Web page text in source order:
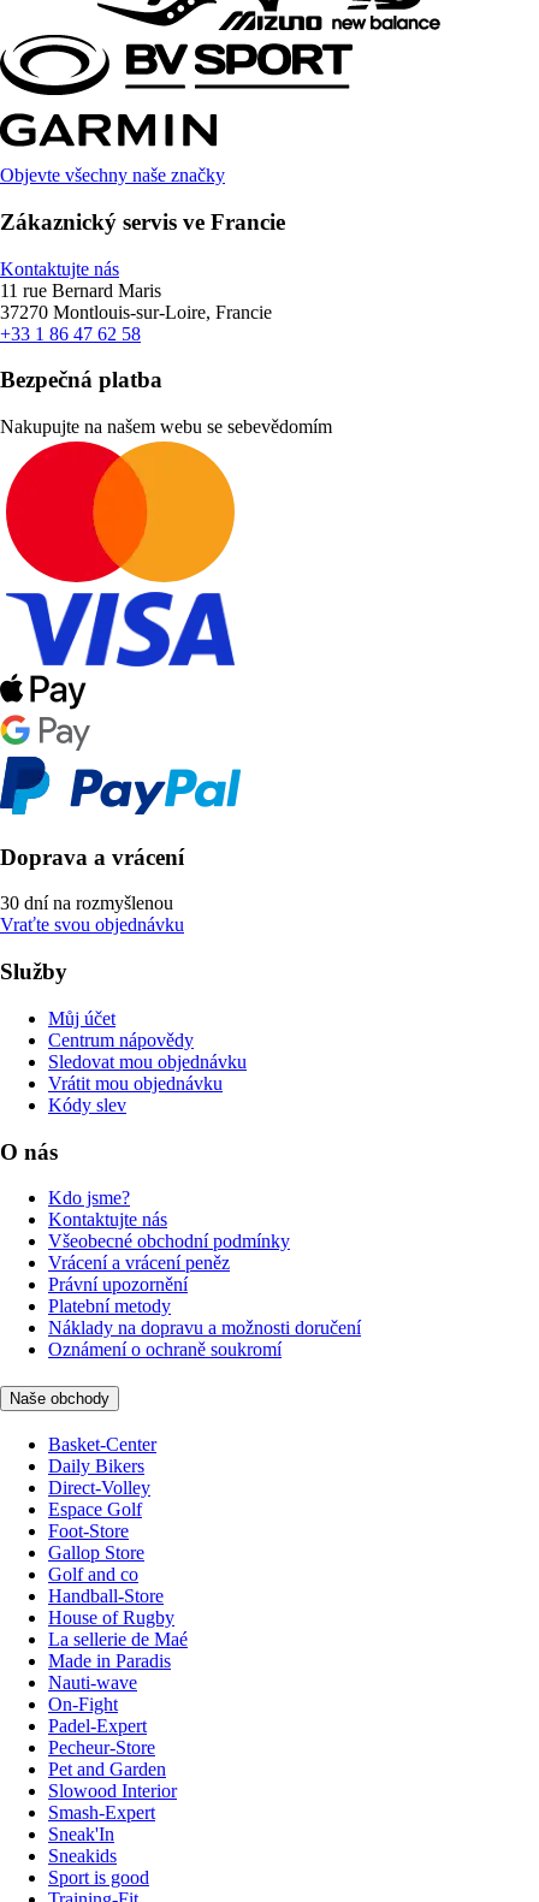
Objevte všechny naše značky
Zákaznický servis ve Francie
Kontaktujte nás
11 rue Bernard Maris
37270 Montlouis-sur-Loire, Francie
+33 1 86 47 62 58
Bezpečná platba
Nakupujte na našem webu se sebevědomím
Doprava a vrácení
30 dní na rozmyšlenou
Vraťte svou objednávku
Služby
Můj účet
Centrum nápovědy
Sledovat mou objednávku
Vrátit mou objednávku
Kódy slev
O nás
Kdo jsme?
Kontaktujte nás
Všeobecné obchodní podmínky
Vrácení a vrácení peněz
Právní upozornění
Platební metody
Náklady na dopravu a možnosti doručení
Oznámení o ochraně soukromí
Naše obchody
Basket-Center
Daily Bikers
Direct-Volley
Espace Golf
Foot-Store
Gallop Store
Golf and co
Handball-Store
House of Rugby
La sellerie de Maé
Made in Paradis
Nauti-wave
On-Fight
Padel-Expert
Pecheur-Store
Pet and Garden
Slowood Interior
Smash-Expert
Sneak'In
Sneakids
Sport is good